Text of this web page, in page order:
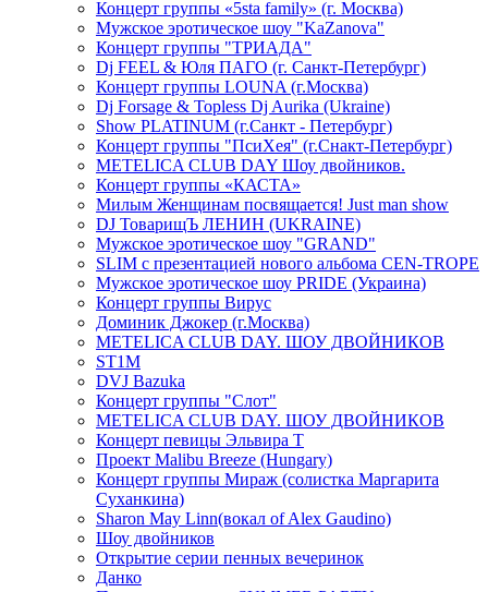
Концерт группы «5sta family» (г. Москва)
Мужское эротическое шоу "KaZanova"
Концерт группы "ТРИАДА"
Dj FEEL & Юля ПАГО (г. Санкт-Петербург)
Концерт группы LOUNA (г.Москва)
Dj Forsage & Topless Dj Aurika (Ukraine)
Show PLATINUM (г.Санкт - Петербург)
Концерт группы "ПсиХея" (г.Снакт-Петербург)
METELICA CLUB DAY Шоу двойников.
Концерт группы «КАСТА»
Милым Женщинам посвящается! Just man show
DJ ТоварищЪ ЛЕНИН (UKRAINE)
Мужское эротическое шоу "GRAND"
SLIM с презентацией нового альбома CEN-TROPE
Мужское эротическое шоу PRIDE (Украина)
Концерт группы Вирус
Доминик Джокер (г.Москва)
METELICA CLUB DAY. ШОУ ДВОЙНИКОВ
ST1M
DVJ Bazuka
Концерт группы "Слот"
METELICA CLUB DAY. ШОУ ДВОЙНИКОВ
Концерт певицы Эльвира Т
Проект Malibu Breeze (Hungary)
Концерт группы Мираж (солистка Маргарита
Суханкина)
Sharon May Linn(вокал of Alex Gaudino)
Шоу двойников
Открытие серии пенных вечеринок
Данко